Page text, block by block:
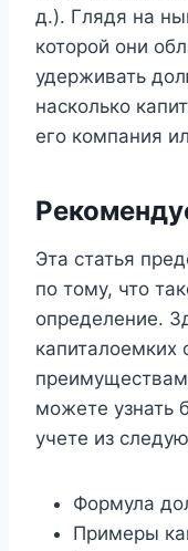
д.). Глядя на
которой они
удерживать
насколько
его компания
Эта статья
по тому, что
определение.
капиталоемких
можете узнать
учете из
Формула
Примеры